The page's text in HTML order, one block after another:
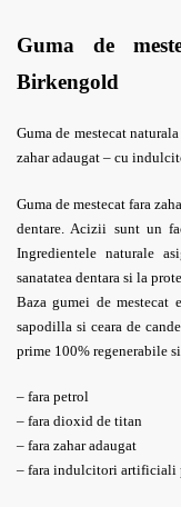
Guma de
Birkengold
Guma de mestecat
zahar adaugat – cu
Guma de mestecat fara
dentare. Acizii sunt un
Ingredientele naturale
sanatatea dentara si la
Baza gumei de mestecat
sapodilla si ceara de
prime 100% regenerabile
– fara petrol
– fara dioxid de titan
– fara zahar adaugat
– fara indulcitori artificiali